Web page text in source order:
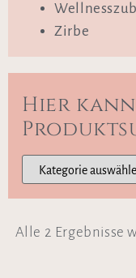
Zirbe
Hier
Alle 2 Ergebnisse